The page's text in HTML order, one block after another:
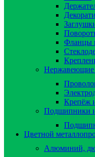
Фланцы
Нержавеющие
Крепёж
Подшипники
Цветной
Алюминий,